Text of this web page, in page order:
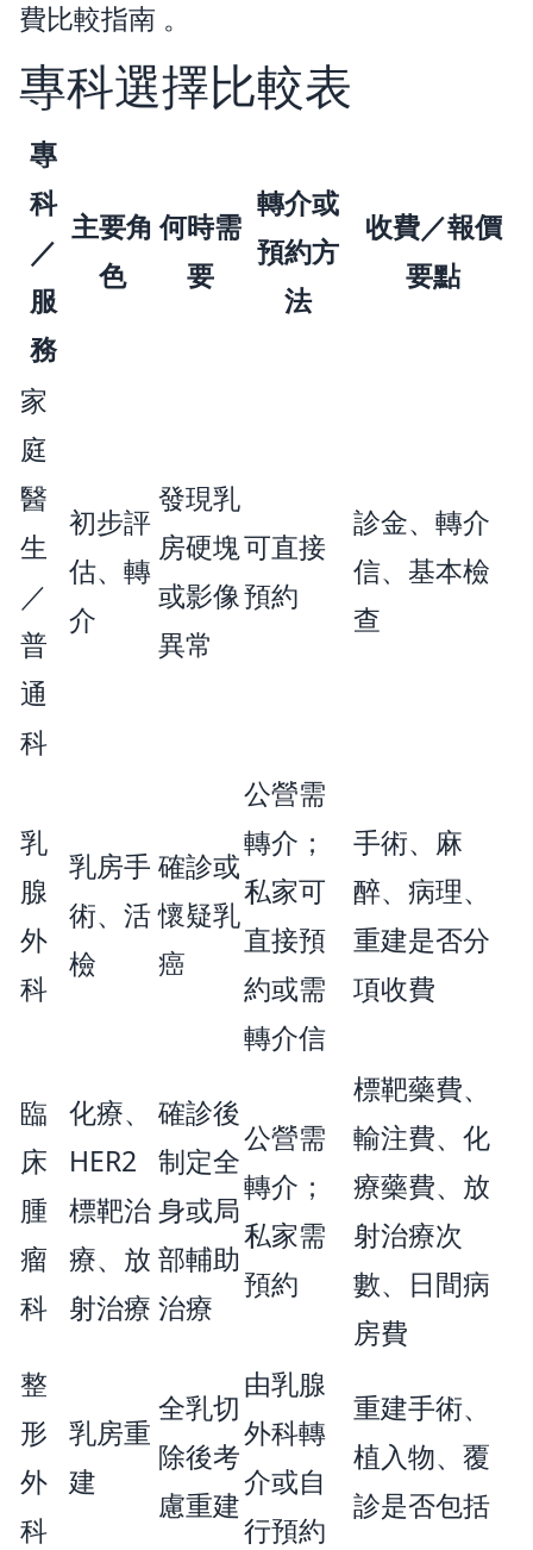
費比較指南 。
專科選擇比較表
專
科
／
服
務
主要角
色
何時需
要
轉介或
預約方
法
收費／報價
要點
家
庭
醫
生
／
普
通
科
初步評
估、轉
介
發現乳
房硬塊
或影像
異常
可直接
預約
診金、轉介
信、基本檢
查
乳
腺
外
科
乳房手
術、活
檢
確診或
懷疑乳
癌
公營需
轉介；
私家可
直接預
約或需
轉介信
手術、麻
醉、病理、
重建是否分
項收費
臨
床
腫
瘤
科
化療、
HER2
標靶治
療、放
射治療
確診後
制定全
身或局
部輔助
治療
公營需
轉介；
私家需
預約
標靶藥費、
輸注費、化
療藥費、放
射治療次
數、日間病
房費
整
形
外
科
乳房重
建
全乳切
除後考
慮重建
由乳腺
外科轉
介或自
行預約
重建手術、
植入物、覆
診是否包括